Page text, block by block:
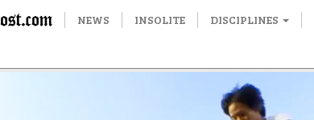
NEWS INSOLITE DISCIPLINES